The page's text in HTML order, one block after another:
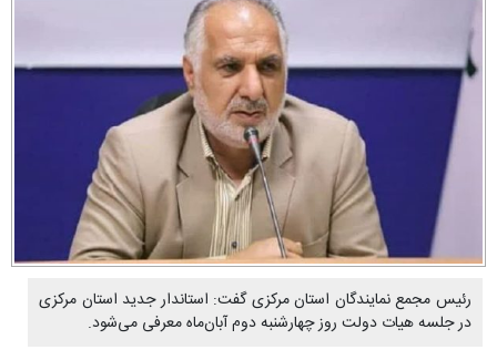
رئیس مجمع نمایندگان استان مرکزی گفت: استاندار جدید استان مرکزی
در جلسه هیات دولت روز چهارشنبه دوم آبان‌ماه معرفی می‌شود.